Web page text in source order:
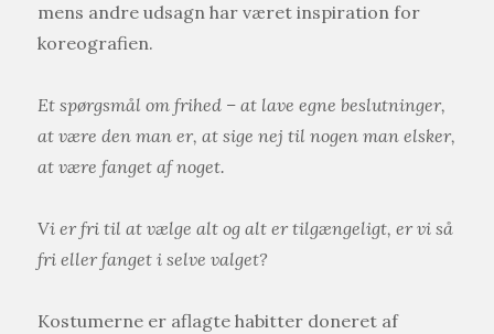
mens andre udsagn har været inspiration for
koreografien.
Et spørgsmål om frihed – at lave egne beslutninger,
at være den man er, at sige nej til nogen man elsker,
at være fanget af noget.
Vi er fri til at vælge alt og alt er tilgængeligt, er vi så
fri eller fanget i selve valget?
Kostumerne er aflagte habitter doneret af